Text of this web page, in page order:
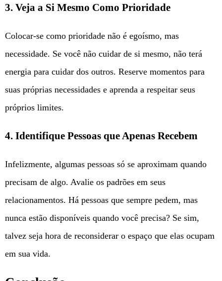
3. Veja a Si Mesmo Como Prioridade
Colocar-se como prioridade não é egoísmo, mas
necessidade. Se você não cuidar de si mesmo, não terá
energia para cuidar dos outros. Reserve momentos para
suas próprias necessidades e aprenda a respeitar seus
próprios limites.
4. Identifique Pessoas que Apenas Recebem
Infelizmente, algumas pessoas só se aproximam quando
precisam de algo. Avalie os padrões em seus
relacionamentos. Há pessoas que sempre pedem, mas
nunca estão disponíveis quando você precisa? Se sim,
talvez seja hora de reconsiderar o espaço que elas ocupam
em sua vida.